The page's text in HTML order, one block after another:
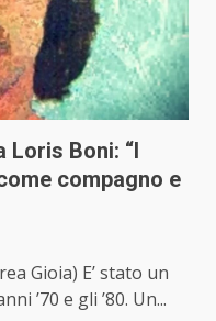
Loris Boni: “I
compagno e
Gioia) E’ stato un
’70 e gli ’80. Un...